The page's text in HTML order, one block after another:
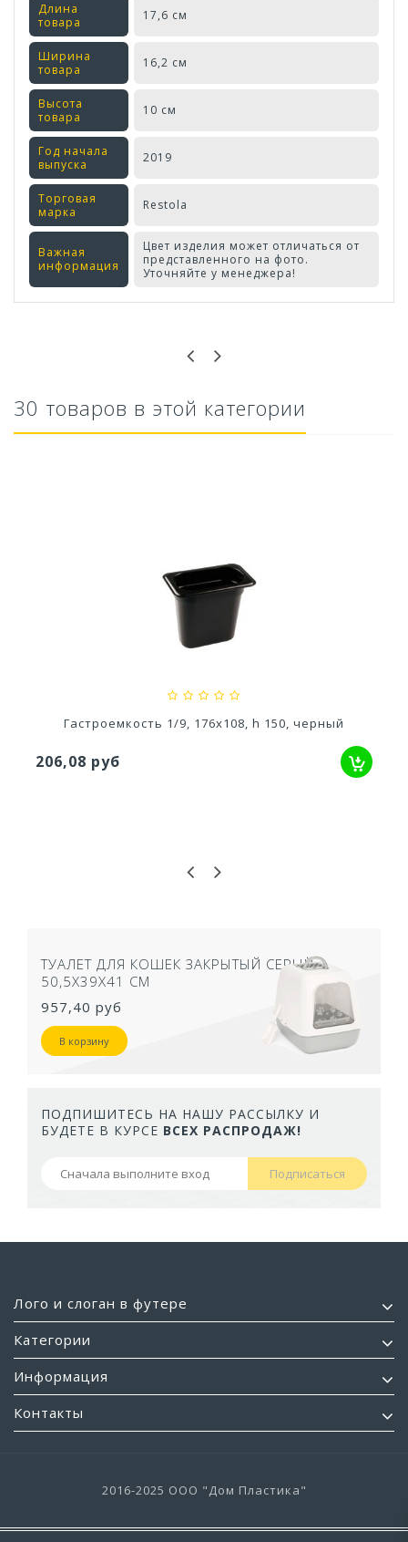
Длина
товара
17,6 см
Ширина
товара
16,2 см
Высота
товара
10 см
Год начала
выпуска
2019
Торговая
марка
Restola
Важная
информация
Цвет изделия может отличаться от
представленного на фото.
Уточняйте у менеджера!
Кашпо Блюз (1,5л.) Цв. Пунш (Арт. КШ-8632)
30 товаров в этой категории
Гастроемкость 1/9, 176х108, h 150, черный
206,08 руб
ТУАЛЕТ ДЛЯ КОШЕК ЗАКРЫТЫЙ СЕРЫЙ
50,5Х39Х41 СМ
957,40 руб
В корзину
ПОДПИШИТЕСЬ НА НАШУ РАССЫЛКУ И
БУДЕТЕ В КУРСЕ ВСЕХ РАСПРОДАЖ!
Подписаться
Лого и слоган в футере
Категории
Информация
Контакты
2016-2025 ООО "Дом Пластика"